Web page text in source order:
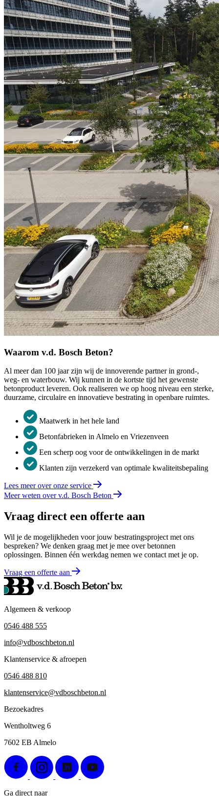
Waarom v.d. Bosch Beton?
Al meer dan 100 jaar zijn wij de innoverende partner in grond-,
weg- en waterbouw. Wij kunnen in de kortste tijd het gewenste
betonproduct leveren. Ook realiseren we op hoog niveau een sterke,
duurzame, circulaire en innovatieve bestrating in openbare ruimtes.
Maatwerk in het hele land
Betonfabrieken in Almelo en Vriezenveen
Een scherp oog voor de ontwikkelingen in de markt
Klanten zijn verzekerd van optimale kwaliteitsbepaling
Lees meer over onze service
Meer weten over v.d. Bosch Beton
Vraag direct een offerte aan
Wil je de mogelijkheden voor jouw bestratingsproject met ons
bespreken? We denken graag met je mee over betonnen
oplossingen. Binnen één werkdag nemen we contact met je op.
Vraag een offerte aan
Algemeen & verkoop
0546 488 555
info@vdboschbeton.nl
Klantenservice & afroepen
0546 488 810
klantenservice@vdboschbeton.nl
Bezoekadres
Wentholtweg 6
7602 EB Almelo
Ga direct naar